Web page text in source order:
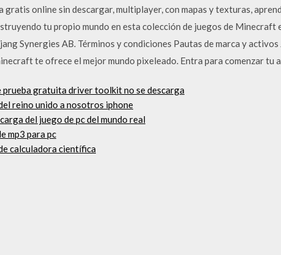
online sin descargar, multiplayer, con mapas y texturas,
tu propio mundo en esta colección de juegos de Minecraft
Synergies AB. Términos y condiciones Pautas de marca y
te ofrece el mejor mundo pixeleado. Entra para comenzar tu
gratuita driver toolkit no se descarga
reino unido a nosotros iphone
del juego de pc del mundo real
mp3 para pc
calculadora científica